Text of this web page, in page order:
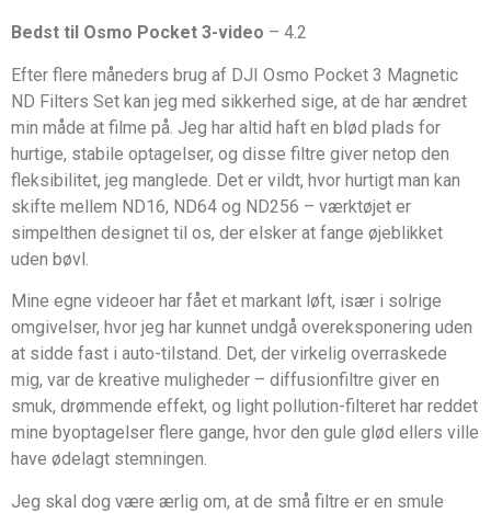
Bedst til Osmo Pocket 3-video – 4.2
Efter flere måneders brug af DJI Osmo Pocket 3 Magnetic
ND Filters Set kan jeg med sikkerhed sige, at de har ændret
min måde at filme på. Jeg har altid haft en blød plads for
hurtige, stabile optagelser, og disse filtre giver netop den
fleksibilitet, jeg manglede. Det er vildt, hvor hurtigt man kan
skifte mellem ND16, ND64 og ND256 – værktøjet er
simpelthen designet til os, der elsker at fange øjeblikket
uden bøvl.
Mine egne videoer har fået et markant løft, især i solrige
omgivelser, hvor jeg har kunnet undgå overeksponering uden
at sidde fast i auto-tilstand. Det, der virkelig overraskede
mig, var de kreative muligheder – diffusionfiltre giver en
smuk, drømmende effekt, og light pollution-filteret har reddet
mine byoptagelser flere gange, hvor den gule glød ellers ville
have ødelagt stemningen.
Jeg skal dog være ærlig om, at de små filtre er en smule